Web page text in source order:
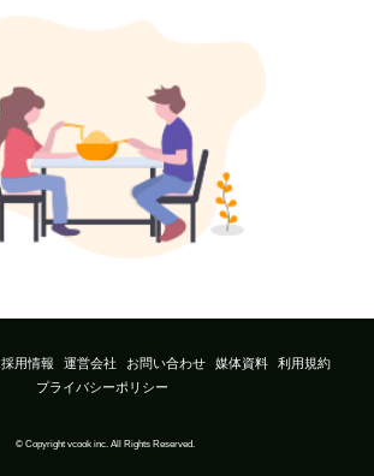
採用情報 運営会社 お問い合わせ 媒体資料
利用規約
プライバシーポリシー
© Copyright vcook inc. All Rights Reserved.